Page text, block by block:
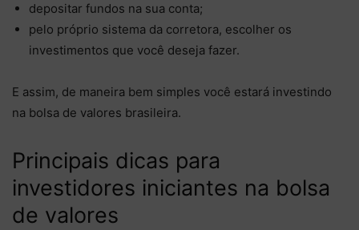
depositar fundos na sua conta;
pelo próprio sistema da corretora, escolher os
investimentos que você deseja fazer.
E assim, de maneira bem simples você estará investindo
na bolsa de valores brasileira.
Principais dicas para
investidores iniciantes na bolsa
de valores